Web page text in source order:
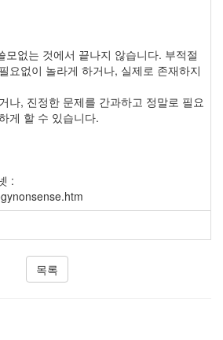
모없는 것에서 끝나지 않습니다. 부적절
요없이 놀라게 하거나, 실제로 존재하지
나, 진정한 문제를 간과하고 정말로 필요
게 할 수 있습니다.
:
목록